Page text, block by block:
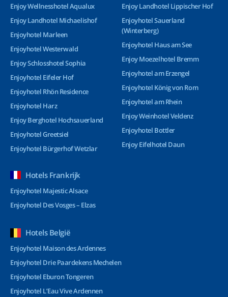
Enjoy Wellnesshotel Aqualux
Enjoy Landhotel Michaelishof
Enjoyhotel Marleen
Enjoyhotel Westerwald
Enjoy Schlosshotel Sophia
Enjoyhotel Eifeler Hof
Enjoyhotel Rhön Residence
Enjoyhotel Harz
Enjoy Berghotel Hochsauerland
Enjoyhotel Greetsiel
Enjoyhotel Bürgerhof Wetzlar
Enjoy Landhotel Lippischer Hof
Enjoyhotel Sauerland
(Winterberg)
Enjoyhotel Haus am See
Enjoy Moezelhotel Bremm
Enjoyhotel am Erzengel
Enjoyhotel König von Rom
Enjoyhotel am Rhein
Enjoy Weinhotel Veldenz
Enjoyhotel Bottler
Enjoy Eifelhotel Daun
Hotels Frankrijk
Enjoyhotel Majestic Alsace
Enjoyhotel Des Vosges – Elzas
Hotels België
Enjoyhotel Maison des Ardennes
Enjoyhotel Drie Paardekens Mechelen
Enjoyhotel Eburon Tongeren
Enjoyhotel L’Eau Vive Ardennen